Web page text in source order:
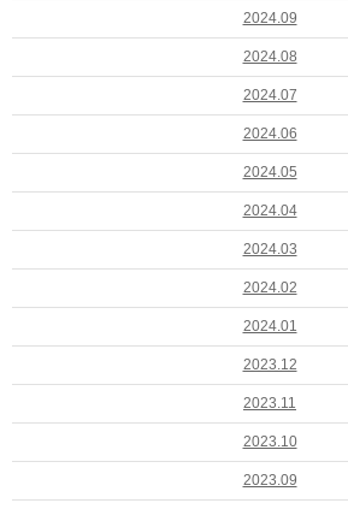
2024.09
2024.08
2024.07
2024.06
2024.05
2024.04
2024.03
2024.02
2024.01
2023.12
2023.11
2023.10
2023.09